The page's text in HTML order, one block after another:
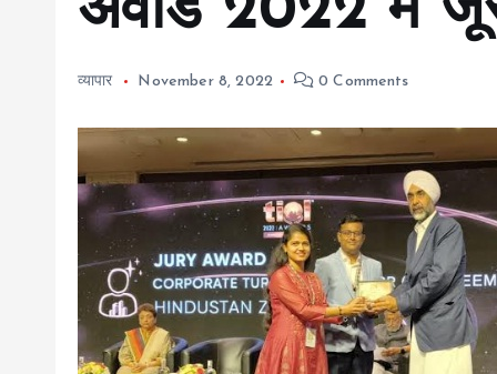
अवार्ड 2022 में
व्यापार November 8, 2022 0 Comments